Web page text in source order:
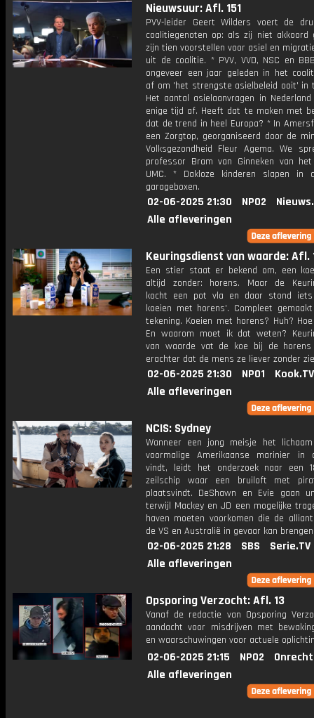
Nieuwsuur: Afl. 151
PVV-leider Geert Wilders voert de
coalitiegenoten op: als zij niet akkoord
zijn tien voorstellen voor asiel en
uit de coalitie. * PVV, VVD, NSC en
ongeveer een jaar geleden in het
af om 'het strengste asielbeleid ooit' in
Het aantal asielaanvragen in
enige tijd af. Heeft dat te maken met
dat de trend in heel Europa? * In
een Zorgtop, georganiseerd door de
Volksgezondheid Fleur Agema. We
professor Bram van Ginneken van het
UMC. * Dakloze kinderen slapen in
garageboxen.
02-06-2025 21:30 NPO2
Alle afleveringen
Keuringsdienst van waarde: Afl.
Een stier staat er bekend om, een
altijd zonder: horens. Maar de
kocht een pot vla en daar stond
koeien met horens'. Compleet
tekening. Koeien met horens? Huh?
En waarom moet ik dat weten?
van waarde vat de koe bij de
erachter dat de mens ze liever zonder
02-06-2025 21:30 NPO1
Kook.TV
Alle afleveringen
NCIS: Sydney
Wanneer een jong meisje het
voormalige Amerikaanse marinier in
vindt, leidt het onderzoek naar een
zeilschip waar een bruiloft met
plaatsvindt. DeShawn en Evie gaan
terwijl Mackey en JD een ​​mogelijke
haven moeten voorkomen die de
de VS en Australië in gevaar kan
02-06-2025 21:28 SBS
Serie.TV
Alle afleveringen
Opsporing Verzocht: Afl. 13
Vanaf de redactie van Opsporing
aandacht voor misdrijven met
en waarschuwingen voor actuele
02-06-2025 21:15 NPO2
Alle afleveringen